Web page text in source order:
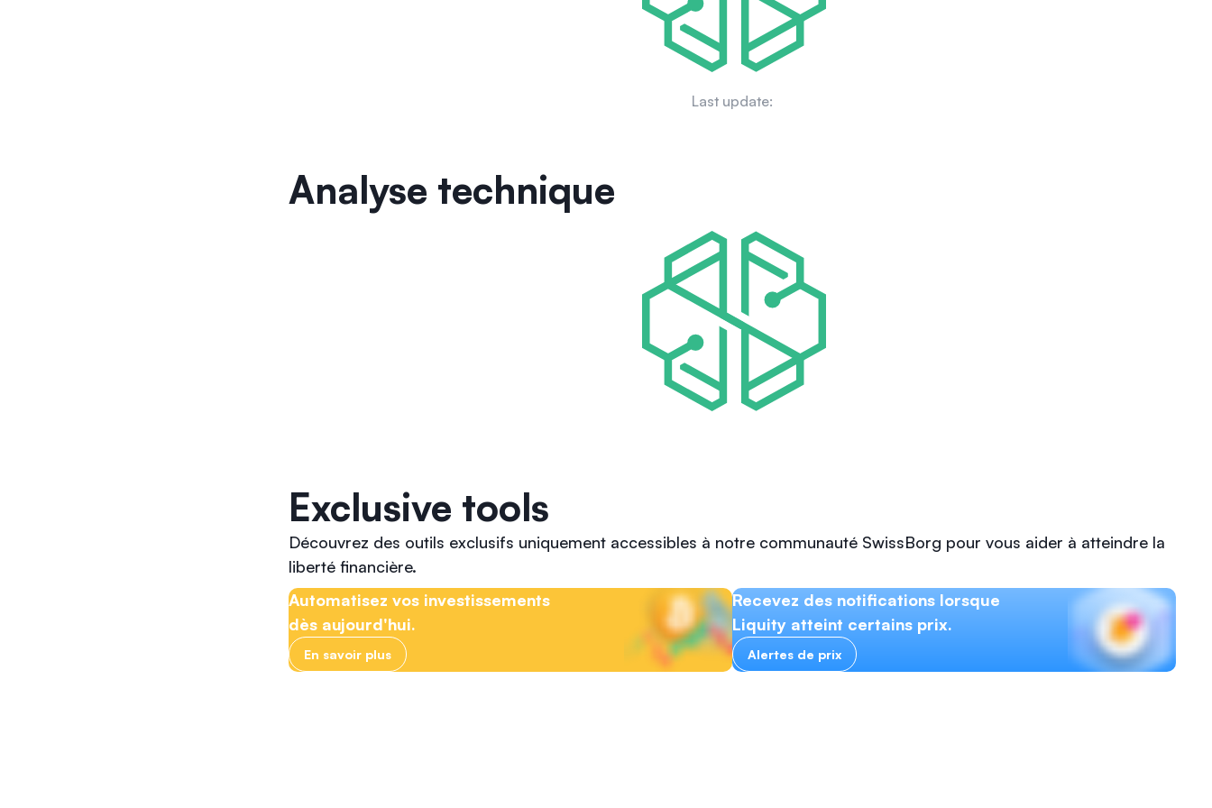
Last update:
Analyse technique
Exclusive tools
Découvrez des outils exclusifs uniquement accessibles à notre communauté SwissBorg pour vous aider à atteindre la
liberté financière.
Automatisez vos investissements
dès aujourd'hui.
En savoir plus
Recevez des notifications lorsque
Liquity atteint certains prix.
Alertes de prix